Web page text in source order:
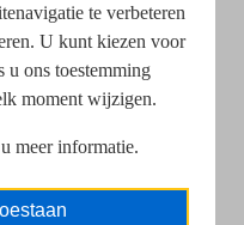
te verbeteren
U kunt kiezen voor
u ons toestemming
moment wijzigen.
meer informatie.